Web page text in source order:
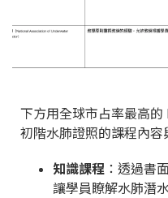
下方用全球市占率最高的
初階水肺證照的課程內容
知識課程 ：透過書
讓學員瞭解水肺潛